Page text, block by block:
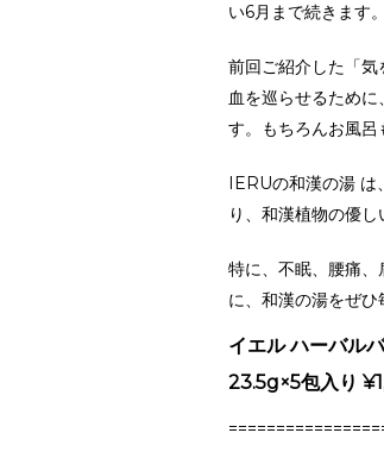
い6月まで続きます。
前回ご紹介した「気
血を巡らせるため
す。もちろんお風呂
IERUの和漢の湯
り、和漢植物の優
特に、不眠、腰痛
に、和漢の湯をぜひ
イエル ハーバル
23.5g×5包入り